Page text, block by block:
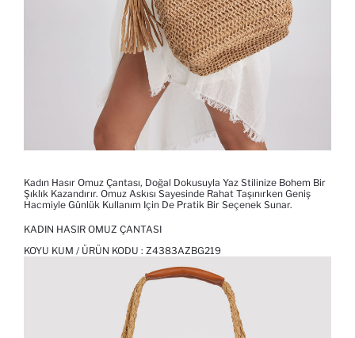
Kadın Hasır Omuz Çantası, Doğal Dokusuyla Yaz Stilinize Bohem Bir
Şıklık Kazandırır. Omuz Askısı Sayesinde Rahat Taşınırken Geniş
Hacmiyle Günlük Kullanım Için De Pratik Bir Seçenek Sunar.
KADIN HASIR OMUZ ÇANTASI
KOYU KUM / ÜRÜN KODU : Z4383AZBG219